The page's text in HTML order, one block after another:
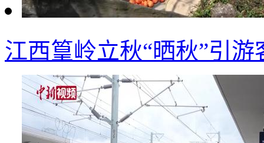
江西篁岭立秋“晒秋”引游